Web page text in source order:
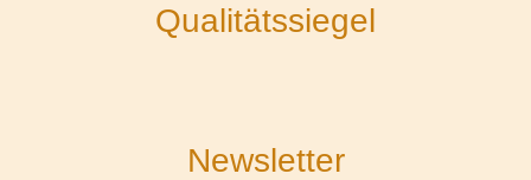
Qualitätssiegel
Newsletter